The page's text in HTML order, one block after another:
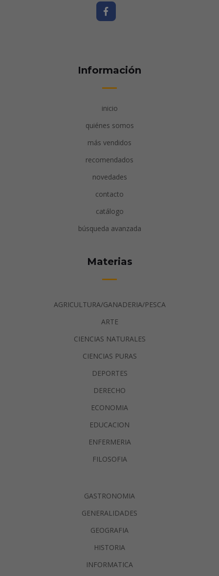
Información
inicio
quiénes somos
más vendidos
recomendados
novedades
contacto
catálogo
búsqueda avanzada
Materias
AGRICULTURA/GANADERIA/PESCA
ARTE
CIENCIAS NATURALES
CIENCIAS PURAS
DEPORTES
DERECHO
ECONOMIA
EDUCACION
ENFERMERIA
FILOSOFIA
GASTRONOMIA
GENERALIDADES
GEOGRAFIA
HISTORIA
INFORMATICA